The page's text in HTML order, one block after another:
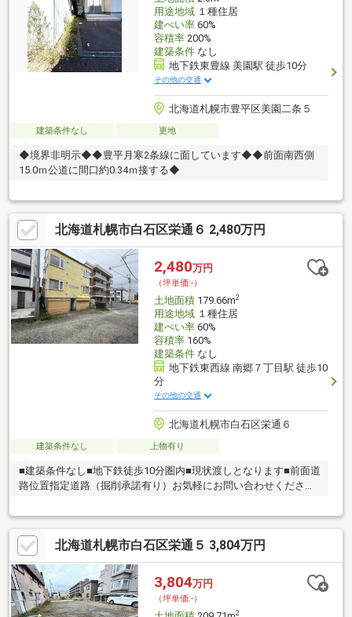
用途地域１種住居
建ぺい率60%
容積率200%
建築条件なし
地下鉄東豊線 美園駅 徒歩10分
その他の交通
北海道札幌市豊平区美園二条５
建築条件なし 更地
◆境界非明示◆◆豊平月寒2条線に面しています◆◆前面南西側
15.0ｍ公道に間口約0.34ｍ接する◆
北海道札幌市白石区栄通６ 2,480万円
2,480万円
（坪単価:-）
土地面積179.66m2
用途地域１種住居
建ぺい率60%
容積率160%
建築条件なし
地下鉄東西線 南郷７丁目駅 徒歩10
分
その他の交通
北海道札幌市白石区栄通６
建築条件なし 上物有り
■建築条件なし■地下鉄徒歩10分圏内■現状渡しとなります■前面道
路位置指定道路（掘削承諾有り）お気軽にお問い合わせください
北海道札幌市白石区栄通５ 3,804万円
3,804万円
（坪単価:-）
2